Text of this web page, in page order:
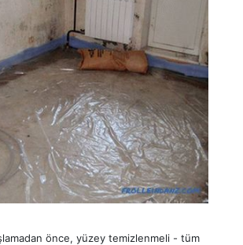
önce, yüzey temizlenmeli - tüm